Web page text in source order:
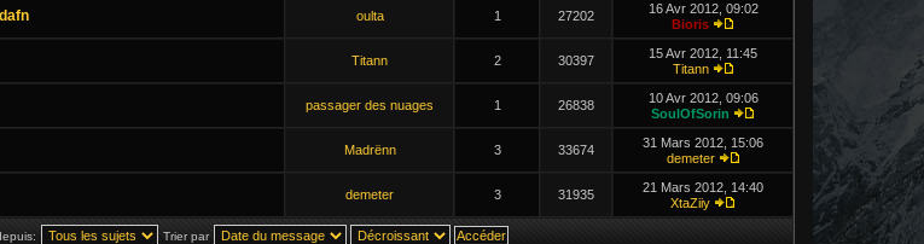
oulta 1 27202
16 Avr 2012, 09:02
Bioris
Titann 2 30397
15 Avr 2012, 11:45
Titann
passager des nuages 1 26838
10 Avr 2012, 09:06
SoulOfSorin
Madrënn 3 33674
31 Mars 2012, 15:06
demeter
demeter 3 31935
21 Mars 2012, 14:40
XtaZiiy
Trier par